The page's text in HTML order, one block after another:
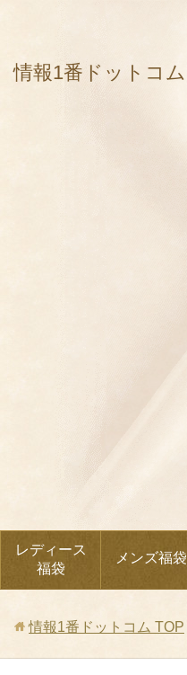
情報1番ドットコム
レディース
福袋
メンズ福袋
情報1番ドットコム TOP